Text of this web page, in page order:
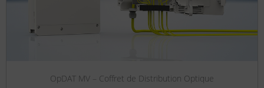
OpDAT MV – Coffret de Distribution Optique